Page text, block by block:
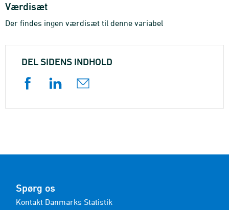
Værdisæt
Der findes ingen værdisæt til denne variabel
DEL SIDENS INDHOLD
Spørg os
Kontakt Danmarks Statistik